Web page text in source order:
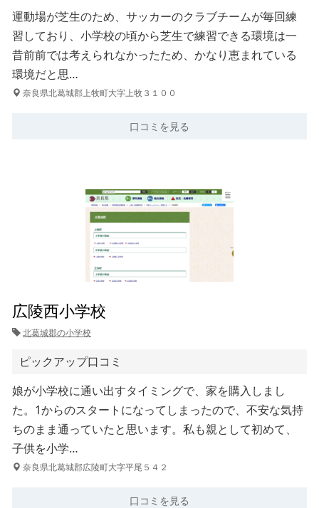
運動場が芝生のため、サッカーのクラブチームが毎回練
習しており、小学校の頃から芝生で練習できる環境は一
昔前前では考えられなかったため、かなり恵まれている
環境だと思…
奈良県北葛城郡上牧町大字上牧３１００
口コミを見る
広陵西小学校
北葛城郡の小学校
ピックアップ口コミ
娘が小学校に通い出すタイミングで、家を購入しまし
た。1からのスタートになってしまったので、不安な気持
ちのまま通っていたと思います。私も親として初めて、
子供を小学…
奈良県北葛城郡広陵町大字平尾５４２
口コミを見る